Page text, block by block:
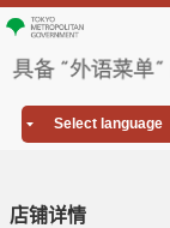
Select language
店铺详情